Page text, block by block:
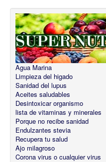
Agua Marina
Limpieza del higado
Sanidad del lupus
Aceites saludables
Desintoxicar organismo
lista de vitaminas y minerales
Porque no recibe sanidad
Endulzantes stevia
Recupera tu salud
Ajo milagroso
Corona virus o cualquier virus